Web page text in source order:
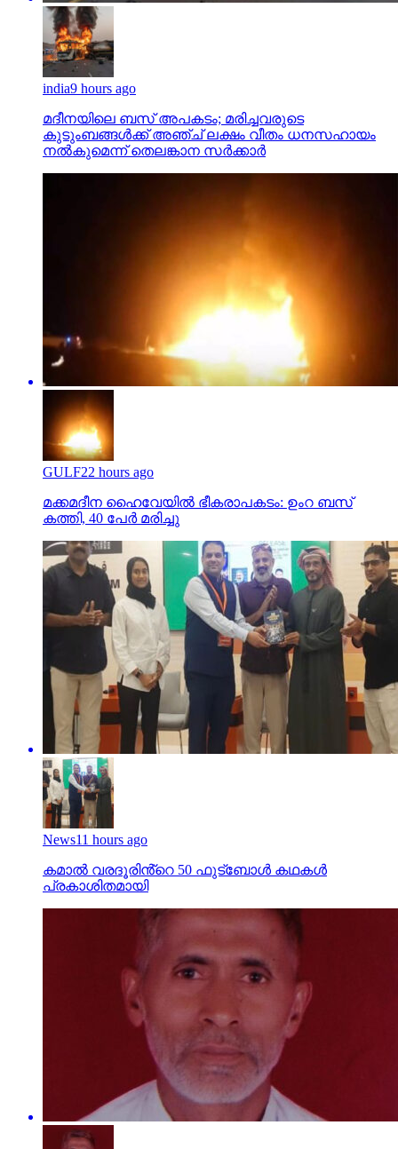
india9 hours ago
മദീനയിലെ ബസ് അപകടം; മരിച്ചവരുടെ
കുടുംബങ്ങള്‍ക്ക് അഞ്ച് ലക്ഷം വീതം ധനസഹായം
നല്‍കുമെന്ന് തെലങ്കാന സര്‍ക്കാര്‍
GULF22 hours ago
മക്കമദീന ഹൈവേയില്‍ ഭീകരാപകടം: ഉംറ ബസ്
കത്തി, 40 പേര്‍ മരിച്ചു
News11 hours ago
കമാൽ വരദൂരിൻ്റെ 50 ഫുട്ബോൾ കഥകൾ
പ്രകാശിതമായി